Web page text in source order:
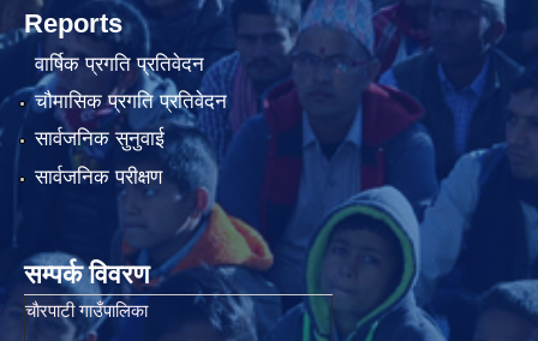
Reports
वार्षिक प्रगति प्रतिवेदन
चौमासिक प्रगति प्रतिवेदन
सार्वजनिक सुनुवाई
सार्वजनिक परीक्षण
सम्पर्क विवरण
चाैरपाटी गाउँपालिका